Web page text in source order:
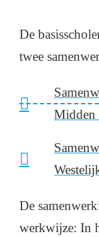
De
twee
De
werkwijze: In